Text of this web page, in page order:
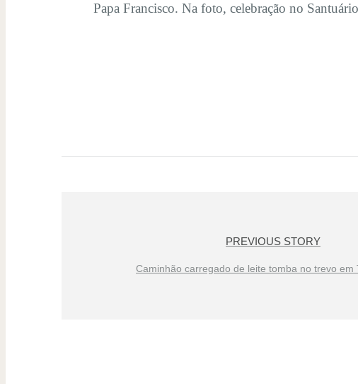
Papa Francisco. Na foto, celebração no
PREVIOUS STORY
Caminhão carregado de leite tomba no trevo em